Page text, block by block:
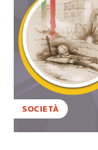
SOCIETÀ